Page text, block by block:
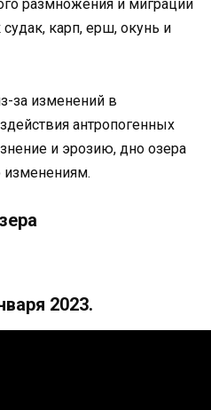
размножения и миграции
карп, ерш, окунь и
за изменений в
антропогенных
и эрозию, дно озера
2023.